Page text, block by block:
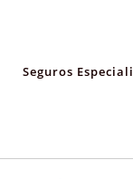
Seguros